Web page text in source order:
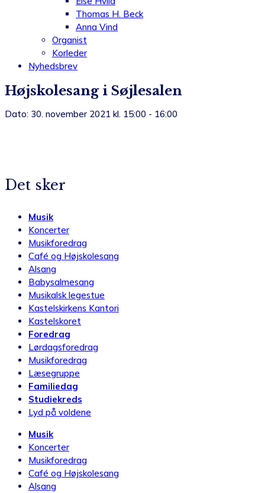
Thomas H. Beck
Anna Vind
Organist
Korleder
Nyhedsbrev
Højskolesang i Søjlesalen
Dato: 30. november 2021 kl. 15:00 - 16:00
Det sker
Musik
Koncerter
Musikforedrag
Café og Højskolesang
Alsang
Babysalmesang
Musikalsk legestue
Kastelskirkens Kantori
Kastelskoret
Foredrag
Lørdagsforedrag
Musikforedrag
Læsegruppe
Familiedag
Studiekreds
Lyd på voldene
Musik
Koncerter
Musikforedrag
Café og Højskolesang
Alsang